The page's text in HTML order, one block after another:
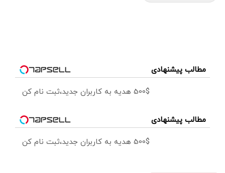
مطالب پیشنهادی
500$ هدیه به کاربران جدید،ثبت نام کن
مطالب پیشنهادی
500$ هدیه به کاربران جدید،ثبت نام کن